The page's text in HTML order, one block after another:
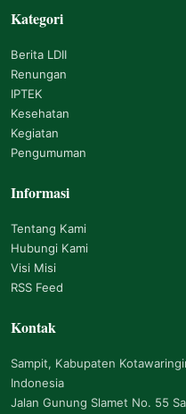
Kategori
Berita LDII
Renungan
IPTEK
Kesehatan
Kegiatan
Pengumuman
Informasi
Tentang Kami
Hubungi Kami
Visi Misi
RSS Feed
Kontak
Sampit, Kabupaten
Indonesia
Jalan Gunung Slamet No. 55